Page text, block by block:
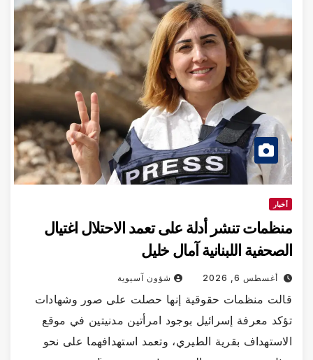
أخبار
منظمات تنشر أدلة على تعمد الاحتلال اغتيال
الصحفية اللبنانية آمال خليل
أغسطس 6, 2026 شؤون آسيوية
قالت منظمات حقوقية إنها حصلت على صور وشهادات
تؤكد معرفة إسرائيل بوجود امرأتين مدنيتين في موقع
الاستهداف بقرية الطيري، وتعمد استهدافهما على نحو